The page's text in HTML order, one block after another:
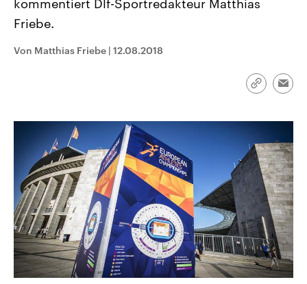
Landtag. Seit 2021 wird das
Bundesland von einer Koalition aus
Umfragen, Prognosen,
Wahlprogramme, aktuelle Berichte
den mächtigsten Ländern
kommentiert Dlf-Sportredakteur Matthias
Friebe.
Von Matthias Friebe | 12.08.2018
Link